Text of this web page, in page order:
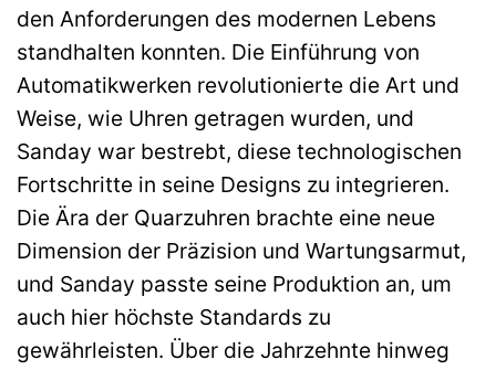
den Anforderungen des modernen Lebens
standhalten konnten. Die Einführung von
Automatikwerken revolutionierte die Art und
Weise, wie Uhren getragen wurden, und
Sanday war bestrebt, diese technologischen
Fortschritte in seine Designs zu integrieren.
Die Ära der Quarzuhren brachte eine neue
Dimension der Präzision und Wartungsarmut,
und Sanday passte seine Produktion an, um
auch hier höchste Standards zu
gewährleisten. Über die Jahrzehnte hinweg